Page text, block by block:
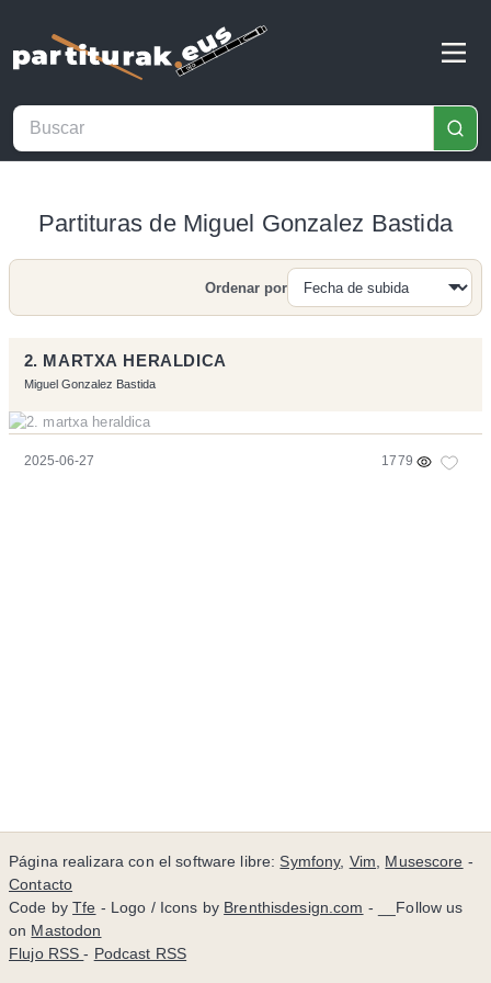
Partituras de Miguel Gonzalez Bastida
Buscar
Ordenar por
2. MARTXA HERALDICA
Miguel Gonzalez Bastida
2025-06-27 1779
Página realizara con el software libre:Symfony, Vim, Musescore -
Contacto
Code byTfe - Logo / Icons by Brenthisdesign.com - __Follow us
on Mastodon
Flujo RSS- Podcast RSS